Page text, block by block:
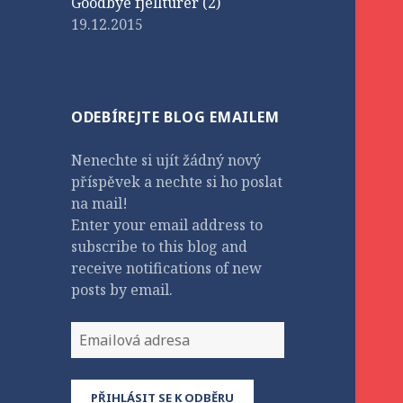
19.12.2015
ODEBÍREJTE BLOG EMAILEM
Nenechte si ujít žádný nový
příspěvek a nechte si ho poslat
na mail!
Enter your email address to
subscribe to this blog and
receive notifications of new
posts by email.
Emailová
adresa
PŘIHLÁSIT SE K ODBĚRU